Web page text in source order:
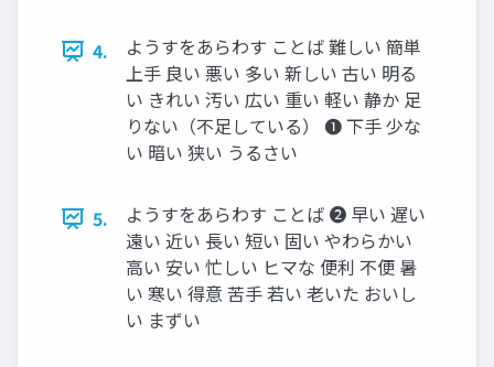
4.
ようすをあらわす ことば 難しい 簡単
上手 良い 悪い 多い 新しい 古い 明る
い きれい 汚い 広い 重い 軽い 静か 足
りない（不足している） ➊ 下手 少な
い 暗い 狭い うるさい
5.
ようすをあらわす ことば ➋ 早い 遅い
遠い 近い 長い 短い 固い やわらかい
高い 安い 忙しい ヒマな 便利 不便 暑
い 寒い 得意 苦手 若い 老いた おいし
い まずい